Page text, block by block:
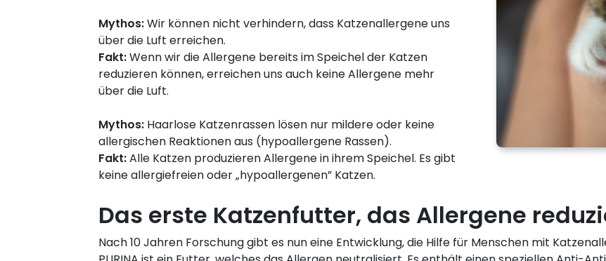
Mythos:Wir können nicht verhindern, dass Katzenallergene uns
über die Luft erreichen.
Fakt:Wenn wir die Allergene bereits im Speichel der Katzen
reduzieren können, erreichen uns auch keine Allergene mehr
über die Luft.
Mythos: Haarlose Katzenrassen lösen nur mildere oder keine
allergischen Reaktionen aus (hypoallergene Rassen).
Fakt:Alle Katzen produzieren Allergene in ihrem Speichel. Es gibt
keine allergiefreien oder „hypoallergenen” Katzen.
Das erste Katzenfutter, das Allergene
Nach 10 Jahren Forschung gibt es nun eine Entwicklung, die Hilfe für Menschen mit